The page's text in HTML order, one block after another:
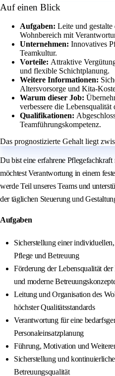
Auf einen Blick
Aufgaben: Leite und
Wohnbereich mit
Unternehmen: Innovatives
Teamkultur.
Vorteile: Attraktive
und flexible Schichtplanung.
Weitere Informationen:
Altersvorsorge und Kita-
Warum dieser Job:
verbessere die Lebensqualität
Qualifikationen:
Teamführungskompetenz.
Das prognostizierte Gehalt liegt
Du bist eine erfahrene
möchtest Verantwortung in einem
werde Teil unseres Teams und
der täglichen Steuerung und
Aufgaben
Sicherstellung einer
Pflege und Betreuung
Förderung der Lebensqualität
und moderne
Leitung und Organisation des
höchster Qualitätsstandards
Verantwortung für eine
Personaleinsatzplanung
Führung, Motivation und
Sicherstellung und
Betreuungsqualität